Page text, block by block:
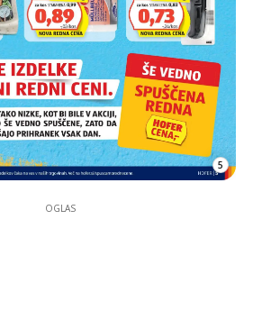
5
OGLAS